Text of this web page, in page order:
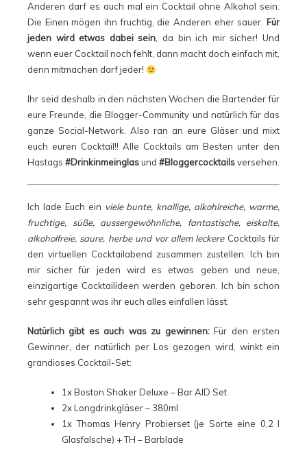
Anderen darf es auch mal ein Cocktail ohne Alkohol sein.
Die Einen mögen ihn fruchtig, die Anderen eher sauer. Für
jeden wird etwas dabei sein, da bin ich mir sicher! Und
wenn euer Cocktail noch fehlt, dann macht doch einfach mit,
denn mitmachen darf jeder!
Ihr seid deshalb in den nächsten Wochen die Bartender für
eure Freunde, die Blogger-Community und natürlich für das
ganze Social-Network. Also ran an eure Gläser und mixt
euch euren Cocktail!! Alle Cocktails am Besten unter den
Hastags #Drinkinmeinglasund #Bloggercocktailsversehen.
Ich lade Euch ein viele bunte, knallige, alkohlreiche, warme,
fruchtige, süße, aussergewöhnliche, fantastische, eiskalte,
alkoholfreie, saure, herbe und vor allem leckereCocktails für
den virtuellen Cocktailabend zusammen zustellen. Ich bin
mir sicher für jeden wird es etwas geben und neue,
einzigartige Cocktailideen werden geboren. Ich bin schon
sehr gespannt was ihr euch alles einfallen lässt.
Natürlich gibt es auch was zu gewinnen:Für den ersten
Gewinner, der natürlich per Los gezogen wird, winkt ein
grandioses Cocktail-Set:
1xBoston Shaker Deluxe – Bar AID Set
2x Longdrinkgläser – 380ml
1xThomas Henry Probierset (je Sorte eine 0,2 l
Glasfalsche) + TH – Barblade